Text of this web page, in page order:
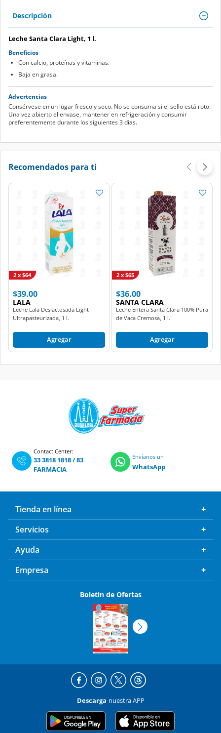
Descripción
Leche Santa Clara Light, 1 l.
Beneficios
Con calcio, proteínas y vitaminas.
Baja en grasa.
Advertencias
Consérvese en un lugar fresco y seco. No se consuma si el sello está roto.
Una vez abierto el envase, mantener en refrigeración y consumir
preferentemente durante los siguientes 3 días.
Recomendados para ti
$39.00
LALA
Leche Lala Deslactosada Light
Ultrapasteurizada, 1 l.
2 x $64
Agregar
$36.00
SANTA CLARA
Leche Entera Santa Clara 100% Pura
de Vaca Cremosa, 1 l.
2 x $65
Agregar
Contact Center:
33 3818 1818/83
FARMACIA
Envíanos un
WhatsApp
Tienda en línea
Servicios
Ayuda
Empresa
Boletín de Ofertas
Descarga nuestra APP